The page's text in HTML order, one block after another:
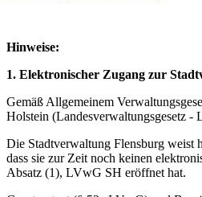
Hinweise:
1. Elektronischer Zugang zur
Gemäß Allgemeinem
Holstein (Landesverwaltungsgesetz -
Die Stadtverwaltung Flensburg weist
dass sie zur Zeit noch keinen
Absatz (1), LVwG SH eröffnet hat.